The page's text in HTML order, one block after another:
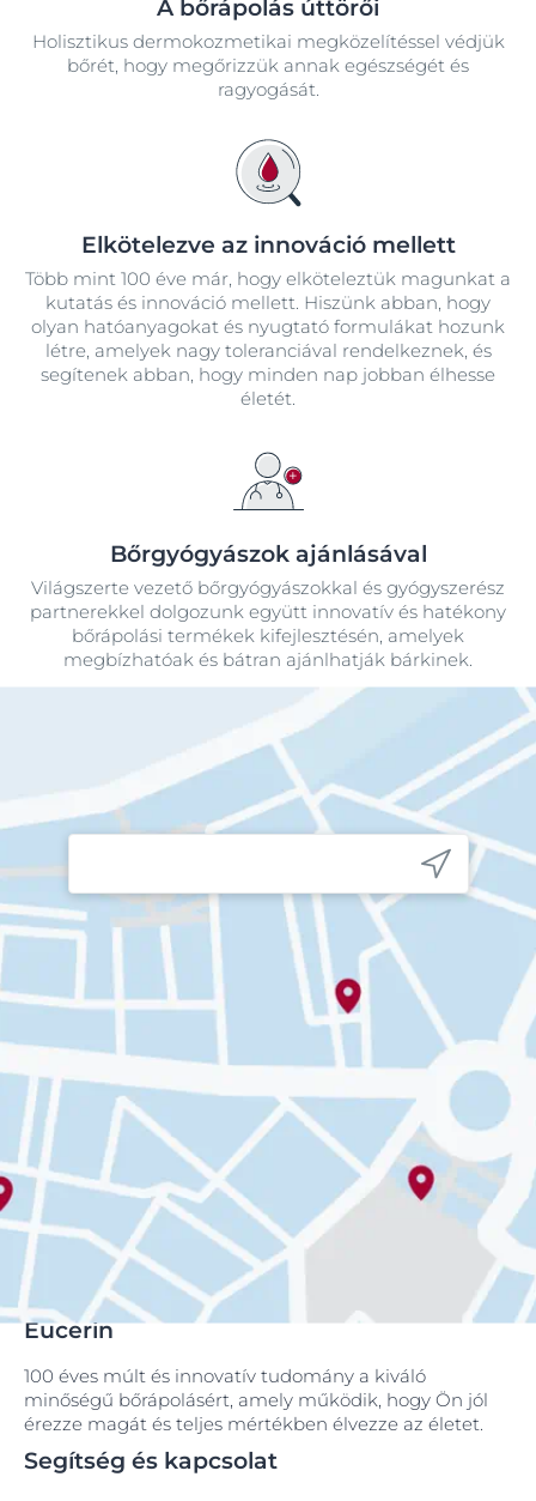
A bőrápolás úttörői
Holisztikus dermokozmetikai megközelítéssel védjük
bőrét, hogy megőrizzük annak egészségét és
ragyogását.
Elkötelezve az innováció mellett
Több mint 100 éve már, hogy elköteleztük magunkat a
kutatás és innováció mellett. Hiszünk abban, hogy
olyan hatóanyagokat és nyugtató formulákat hozunk
létre, amelyek nagy toleranciával rendelkeznek, és
segítenek abban, hogy minden nap jobban élhesse
életét.
Bőrgyógyászok ajánlásával
Világszerte vezető bőrgyógyászokkal és gyógyszerész
partnerekkel dolgozunk együtt innovatív és hatékony
bőrápolási termékek kifejlesztésén, amelyek
megbízhatóak és bátran ajánlhatják bárkinek.
Eucerin
100 éves múlt és innovatív tudomány a kiváló
minőségű bőrápolásért, amely működik, hogy Ön jól
érezze magát és teljes mértékben élvezze az életet.
Segítség és kapcsolat